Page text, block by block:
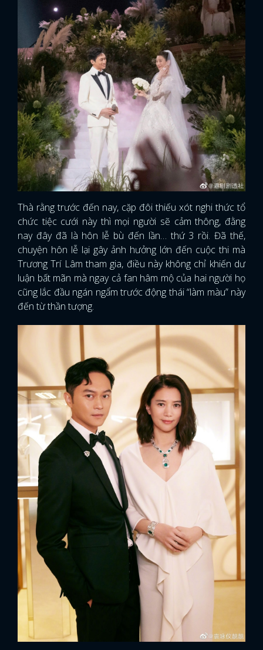
Thà rằng trước đến nay, cặp đôi thiếu xót nghi thức tổ
chức tiệc cưới này thì mọi người sẽ cảm thông, đằng
nay đây đã là hôn lễ bù đến lần… thứ 3 rồi. Đã thế,
chuyện hôn lễ lại gây ảnh hưởng lớn đến cuộc thi mà
Trương Trí Lâm tham gia, điều này không chỉ khiến dư
luận bất mãn mà ngay cả fan hâm mộ của hai người họ
cũng lắc đầu ngán ngẩm trước động thái “làm màu” này
đến từ thần tượng.